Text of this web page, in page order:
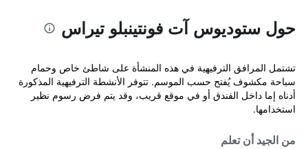
حول ستوديوس آت فونتينبلو تيراس
تشتمل المرافق الترفيهية في هذه المنشأة على شاطئ خاص وحمام
سباحة مكشوف يُفتح حسب الموسم. تتوفر الأنشطة الترفيهية المذكورة
أدناه إما داخل الفندق أو في موقع قريب، وقد يتم فرض رسوم نظير
استخدامها.
من الجيد أن تعلم